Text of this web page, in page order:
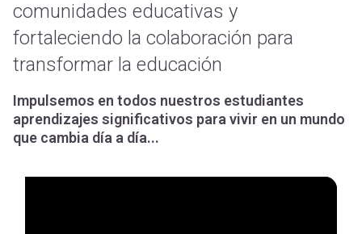
comunidades educativas y
fortaleciendo la colaboración para
transformar la educación
Impulsemos en todos nuestros estudiantes
aprendizajes significativos para vivir en un mundo
que cambia día a día...